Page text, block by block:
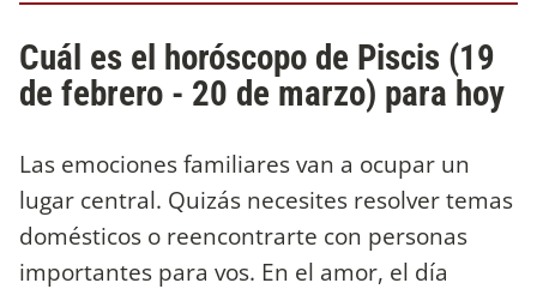
Cuál es el horóscopo de Piscis (19
de febrero - 20 de marzo) para hoy
Las emociones familiares van a ocupar un
lugar central. Quizás necesites resolver temas
domésticos o reencontrarte con personas
importantes para vos. En el amor, el día